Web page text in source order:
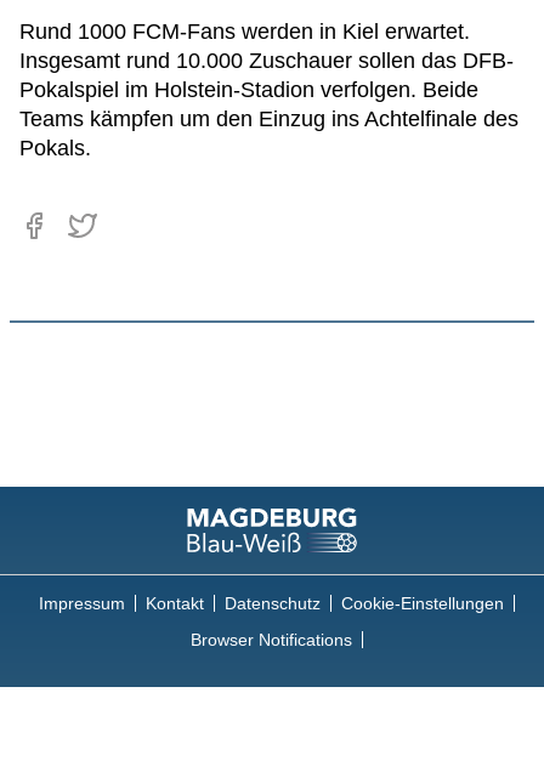
Rund 1000 FCM-Fans werden in Kiel erwartet.
Insgesamt rund 10.000 Zuschauer sollen das DFB-
Pokalspiel im Holstein-Stadion verfolgen. Beide
Teams kämpfen um den Einzug ins Achtelfinale des
Pokals.
Impressum Kontakt Datenschutz
Cookie-Einstellungen
Browser Notifications